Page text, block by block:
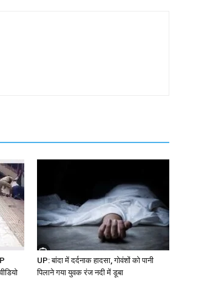
UP: बांदा में दर्दनाक हादसा, गोवंशों को पानी
पिलाने गया युवक रंज नदी में डूबा